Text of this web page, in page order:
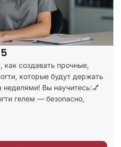
как создавать прочные,
которые будут держать
Вы научитесь:💅
гелем — безопасно,